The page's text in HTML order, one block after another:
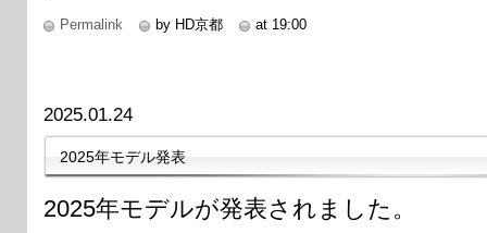
Permalink by HD京都 at 19:00
2025.01.24
2025年モデル発表
2025年モデルが発表されました。